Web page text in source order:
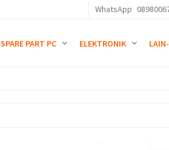
WhatsApp
SPARE PART PC ELEKTRONIK